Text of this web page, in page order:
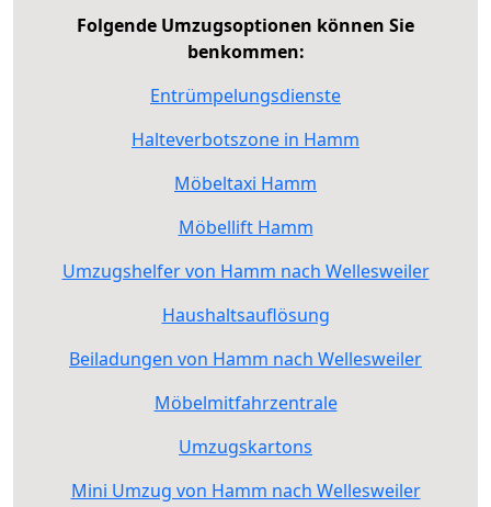
Folgende Umzugsoptionen können Sie
benkommen:
Entrümpelungsdienste
Halteverbotszone in Hamm
Möbeltaxi Hamm
Möbellift Hamm
Umzugshelfer von Hamm nach Wellesweiler
Haushaltsauflösung
Beiladungen von Hamm nach Wellesweiler
Möbelmitfahrzentrale
Umzugskartons
Mini Umzug von Hamm nach Wellesweiler